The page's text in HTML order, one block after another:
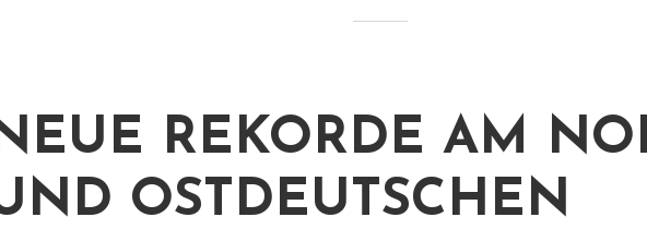
REKORDE AM
OSTDEUTSCHEN